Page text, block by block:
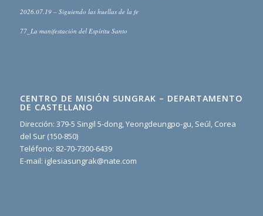
2026.07.19 – Siguiendo las huellas de la fe
77_La manifestación del Espíritu Santo
CENTRO DE MISIÓN SUNGRAK – DEPARTAMENTO
DE CASTELLANO
Dirección: 379-5 Singil 5-dong, Yeongdeungpo-gu, Seúl, Corea
del Sur (150-850)
Teléfono: 82-70-7300-6439
E-mail: iglesiasungrak@nate.com